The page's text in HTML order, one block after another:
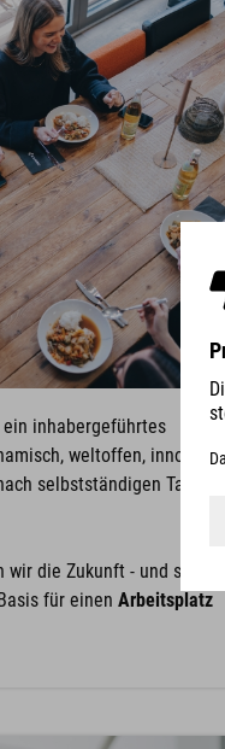
ein inhabergeführtes
weltoffen, innovativ,
selbstständigen Talenten
die Zukunft - und stetige
für einen Arbeitsplatz